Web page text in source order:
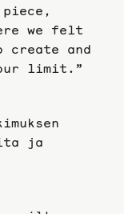
we felt
create and
limit.”
ja